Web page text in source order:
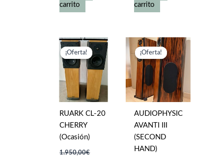
era:
9.200,00€.
carrito
era:
3.500,00€.
carrito
¡Oferta!
¡Oferta!
RUARK CL-20
CHERRY
(Ocasión)
1.950,00€
¡Oferta!
¡Oferta!
AUDIOPHYSIC
AVANTI III
(SECOND
HAND)